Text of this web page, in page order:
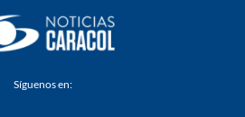
Síguenos en: